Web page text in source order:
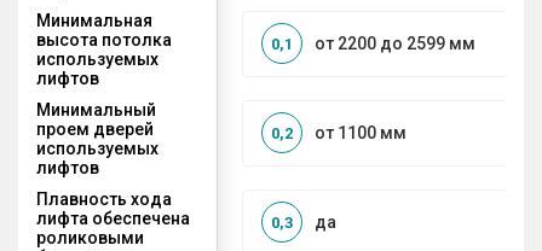
Минимальная
высота потолка
используемых
лифтов
от 2200 до 2599 мм
0,1
Минимальный
проем дверей
используемых
лифтов
от 1100 мм
0,2
Плавность хода
лифта обеспечена
роликовыми
да
0,3